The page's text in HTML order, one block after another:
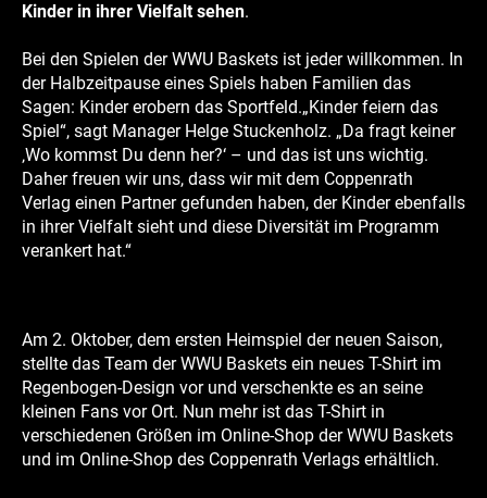
Kinder in ihrer Vielfalt sehen.
Bei den Spielen der WWU Baskets ist jeder willkommen. In
der Halbzeitpause eines Spiels haben Familien das
Sagen: Kinder erobern das Sportfeld.„Kinder feiern das
Spiel“, sagt Manager Helge Stuckenholz. „Da fragt keiner
‚Wo kommst Du denn her?‘ – und das ist uns wichtig.
Daher freuen wir uns, dass wir mit dem Coppenrath
Verlag einen Partner gefunden haben, der Kinder ebenfalls
in ihrer Vielfalt sieht und diese Diversität im Programm
verankert hat.“
Am 2. Oktober, dem ersten Heimspiel der neuen Saison,
stellte das Team der WWU Baskets ein neues T-Shirt im
Regenbogen-Design vor und verschenkte es an seine
kleinen Fans vor Ort. Nun mehr ist das T-Shirt in
verschiedenen Größen im Online-Shop der WWU Baskets
und im Online-Shop des Coppenrath Verlags erhältlich.